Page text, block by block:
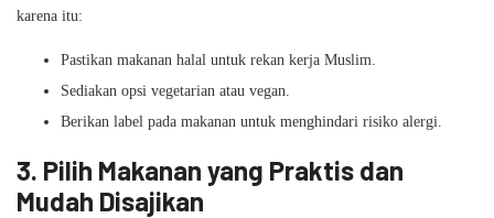
karena itu:
Pastikan makanan halal untuk rekan kerja Muslim.
Sediakan opsi vegetarian atau vegan.
Berikan label pada makanan untuk menghindari risiko alergi.
3. Pilih Makanan yang Praktis dan
Mudah Disajikan